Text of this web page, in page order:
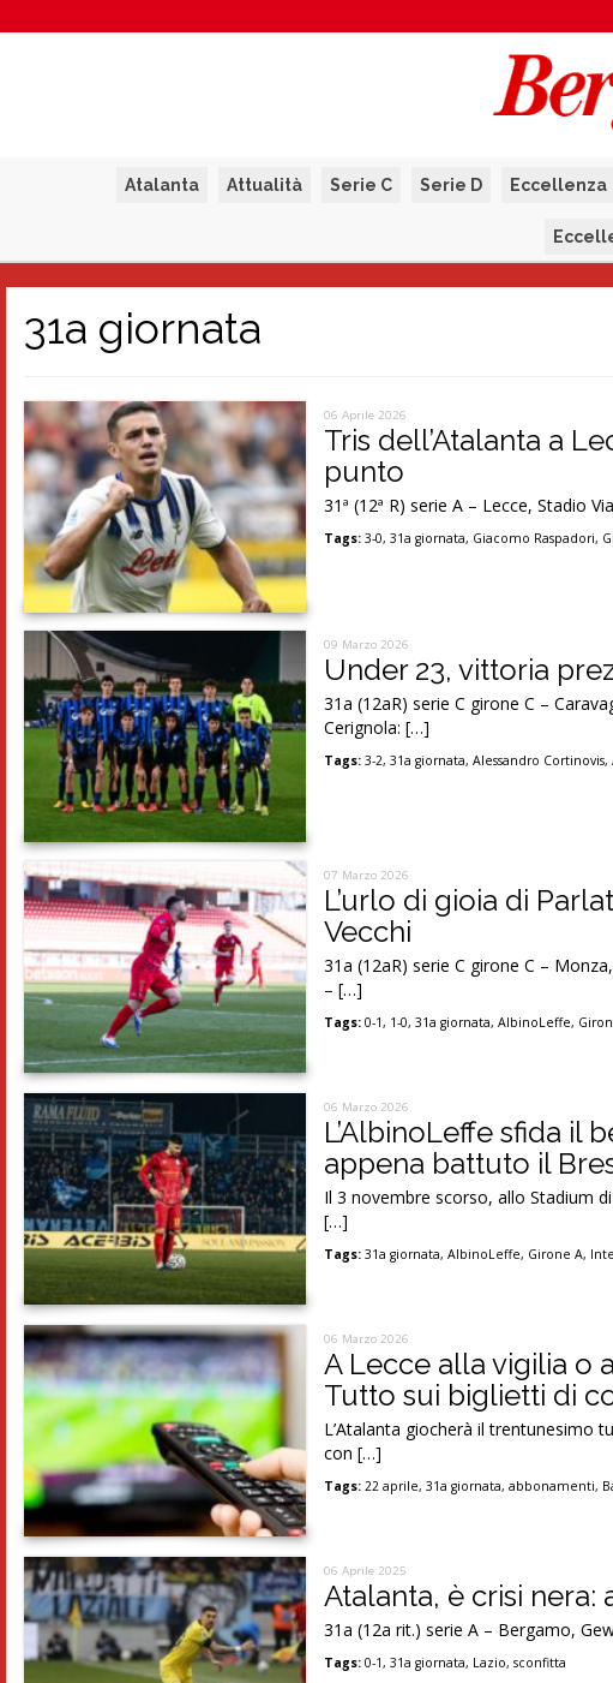
Atalanta Attualità Serie C Serie D Eccellenza
31a giornata
06 Aprile 2026
Tris dell’Atalanta a
punto
31ª (12ª R) serie A – Lecce, Stadio
Tags: 3-0,31a giornata, Giacomo Raspadori,
09 Marzo 2026
Under 23, vittoria
31a (12aR) serie C girone C –
Cerignola: […]
Tags: 3-2,31a giornata,Alessandro Cortinovis,
07 Marzo 2026
L’urlo di gioia di
Vecchi
31a (12aR) serie C girone C –
– […]
Tags: 0-1, 1-0,31a giornata,AlbinoLeffe,
06 Marzo 2026
L’AlbinoLeffe sfida il
appena battuto il
Il 3 novembre scorso, allo Stadium
[…]
Tags: 31a giornata,AlbinoLeffe, Girone A,
06 Marzo 2026
A Lecce alla vigilia o
Tutto sui biglietti di
L’Atalanta giocherà il trentunesimo
con […]
Tags: 22 aprile,31a giornata,abbonamenti,
06 Aprile 2025
Atalanta, è crisi nera:
31a (12a rit.) serie A – Bergamo,
Tags: 0-1,31a giornata, Lazio,sconfitta